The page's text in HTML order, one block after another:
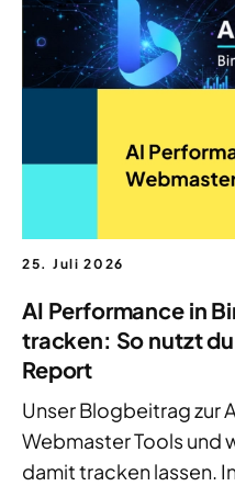
25. Juli 2026
AI Performance in
tracken: So nutzt
Report
Unser Blogbeitrag zur
Webmaster Tools und
damit tracken lassen.